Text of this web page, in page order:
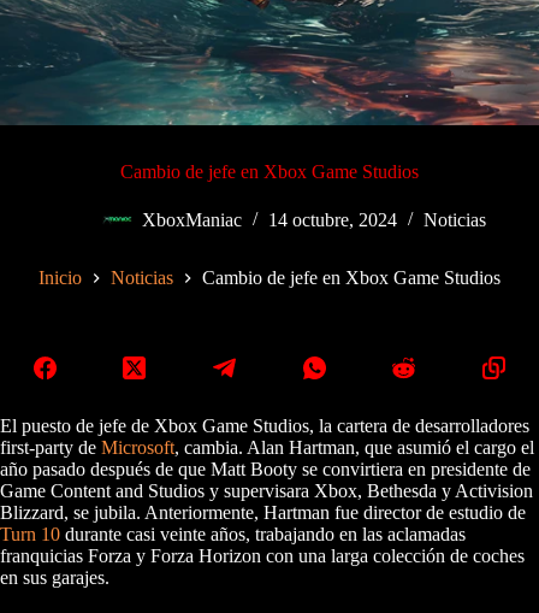
Cambio de jefe en Xbox Game Studios
XboxManiac 14 octubre, 2024 Noticias
Inicio Noticias Cambio de jefe en Xbox Game Studios
El puesto de jefe de Xbox Game Studios, la cartera de desarrolladores
first-party de Microsoft, cambia. Alan Hartman, que asumió el cargo el
año pasado después de que Matt Booty se convirtiera en presidente de
Game Content and Studios y supervisara Xbox, Bethesda y Activision
Blizzard, se jubila. Anteriormente, Hartman fue director de estudio de
Turn 10 durante casi veinte años, trabajando en las aclamadas
franquicias Forza y Forza Horizon con una larga colección de coches
en sus garajes.